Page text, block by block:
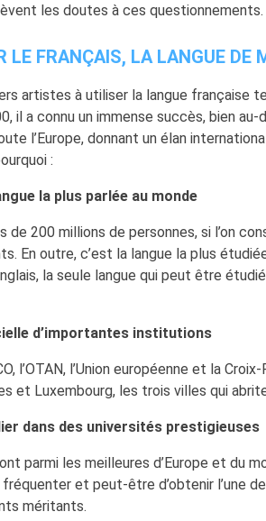
les doutes à ces questionnements.
LE FRANÇAIS, LA LANGUE DE
artistes à utiliser la langue française
il a connu un immense succès, bien
l’Europe, donnant un élan
:
la plus parlée au monde
de 200 millions de personnes, si l’on
En outre, c’est la langue la plus
la seule langue qui peut être
d’importantes institutions
l’OTAN, l’Union européenne et la
et Luxembourg, les trois villes qui
dans des universités prestigieuses
parmi les meilleures d’Europe et du
et peut-être d’obtenir l’une
méritants.